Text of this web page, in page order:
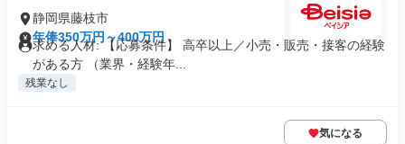
静岡県藤枝市
年俸350万円～400万円
求める人材: 【応募条件】 高卒以上／小売・販売・接客の経験
がある方 （業界・経験年...
残業なし
気になる